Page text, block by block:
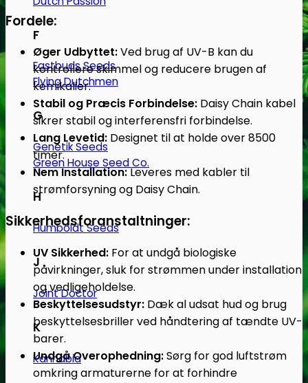
F
Fastbuds Seeds
Flying Dutchmen
G
Genetik Seeds
Green House Seed Co.
H
Humboldt Seeds
J
Joint Doctor
K
Kannabia
Fordele:
Øger Udbyttet:Ved brug af UV-B kan du
kontrollere skimmel og reducere brugen af
kemikalier.
Stabil og Præcis Forbindelse: Daisy Chain kabel
sikrer stabil og interferensfri forbindelse.
Lang Levetid: Designet til at holde over 8500
timer.
Nem Installation:Leveres med kabler til
strømforsyning og Daisy Chain.
Sikkerhedsforanstaltninger:
UV Sikkerhed: For at undgå biologiske
påvirkninger, sluk for strømmen under installation
og vedligeholdelse.
Beskyttelsesudstyr: Dæk al udsat hud og brug
beskyttelsesbriller ved håndtering af tændte UV-
barer.
Undgå Overophedning:Sørg for god luftstrøm
omkring armaturerne for at forhindre